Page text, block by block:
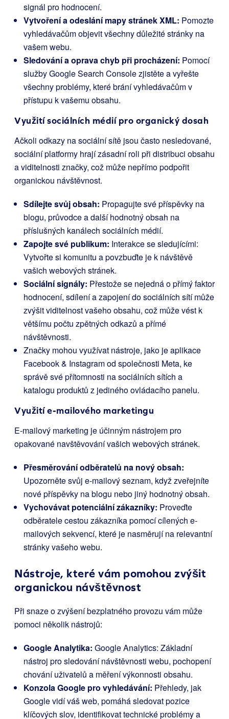
signál pro hodnocení.
Vytvoření a odeslání mapy stránek XML: Pomozte
vyhledávačům objevit všechny důležité stránky na
vašem webu.
Sledování a oprava chyb při procházení: Pomocí
služby Google Search Console zjistěte a vyřešte
všechny problémy, které brání vyhledávačům v
přístupu k vašemu obsahu.
Využití sociálních médií pro organický dosah
Ačkoli odkazy na sociální sítě jsou často nesledované,
sociální platformy hrají zásadní roli při distribuci obsahu
a viditelnosti značky, což může nepřímo podpořit
organickou návštěvnost.
Sdílejte svůj obsah: Propagujte své příspěvky na
blogu, průvodce a další hodnotný obsah na
příslušných kanálech sociálních médií.
Zapojte své publikum: Interakce se sledujícími:
Vytvořte si komunitu a povzbuďte je k návštěvě
vašich webových stránek.
Sociální signály: Přestože se nejedná o přímý faktor
hodnocení, sdílení a zapojení do sociálních sítí může
zvýšit viditelnost vašeho obsahu, což může vést k
většímu počtu zpětných odkazů a přímé
návštěvnosti.
Značky mohou využívat nástroje, jako je aplikace
Facebook & Instagram od společnosti Meta, ke
správě své přítomnosti na sociálních sítích a
katalogu produktů z jediného ovládacího panelu.
Využití e-mailového marketingu
E-mailový marketing je účinným nástrojem pro
opakované navštěvování vašich webových stránek.
Přesměrování odběratelů na nový obsah:
Upozorněte svůj e-mailový seznam, když zveřejníte
nové příspěvky na blogu nebo jiný hodnotný obsah.
Vychovávat potenciální zákazníky: Proveďte
odběratele cestou zákazníka pomocí cílených e-
mailových sekvencí, které je nasměrují na relevantní
stránky vašeho webu.
Nástroje, které vám pomohou zvýšit
organickou návštěvnost
Při snaze o zvýšení bezplatného provozu vám může
pomoci několik nástrojů:
Google Analytika: Google Analytics: Základní
nástroj pro sledování návštěvnosti webu, pochopení
chování uživatelů a měření výkonnosti obsahu.
Konzola Google pro vyhledávání: Přehledy, jak
Google vidí váš web, pomáhá sledovat pozice
klíčových slov, identifikovat technické problémy a